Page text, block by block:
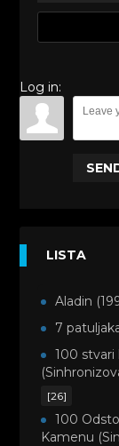
Log in:
LISTA
Aladin
7
100 stvari
[26]
100
Kamenu